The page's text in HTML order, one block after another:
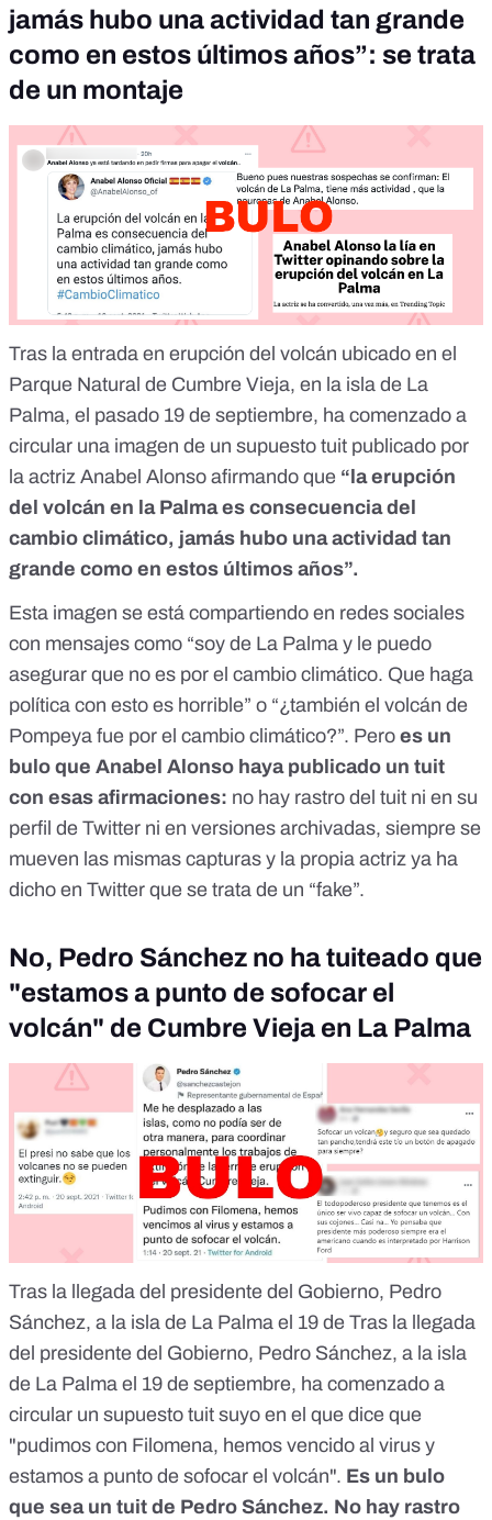
jamás hubo una actividad tan grande
como en estos últimos años”: se trata
de un montaje
Tras la entrada en erupción del volcán ubicado en el
Parque Natural de Cumbre Vieja, en la isla de La
Palma, el pasado 19 de septiembre, ha comenzado a
circular una imagen de un supuesto tuit publicado por
la actriz Anabel Alonso afirmando que “la erupción
del volcán en la Palma es consecuencia del
cambio climático, jamás hubo una actividad tan
grande como en estos últimos años”.
Esta imagen se está compartiendo en redes sociales
con mensajes como “soy de La Palma y le puedo
asegurar que no es por el cambio climático. Que haga
política con esto es horrible” o “¿también el volcán de
Pompeya fue por el cambio climático?”. Pero es un
bulo que Anabel Alonso haya publicado un tuit
con esas afirmaciones: no hay rastro del tuit ni en su
perfil de Twitter ni en versiones archivadas, siempre se
mueven las mismas capturas y la propia actriz ya ha
dicho en Twitter que se trata de un “fake”.
No, Pedro Sánchez no ha tuiteado que
"estamos a punto de sofocar el
volcán" de Cumbre Vieja en La Palma
Tras la llegada del presidente del Gobierno, Pedro
Sánchez, a la isla de La Palma el 19 de Tras la llegada
del presidente del Gobierno, Pedro Sánchez, a la isla
de La Palma el 19 de septiembre, ha comenzado a
circular un supuesto tuit suyo en el que dice que
"pudimos con Filomena, hemos vencido al virus y
estamos a punto de sofocar el volcán". Es un bulo
que sea un tuit de Pedro Sánchez. No hay rastro